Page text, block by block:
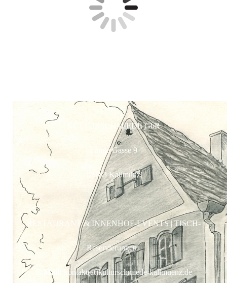
KULTURSCHMIEDE GbR
Lange Gasse 9
93183 Kallmünz
RESTAURANT & INNENHOF-EVENTS | TISCH-
Reservierungen: